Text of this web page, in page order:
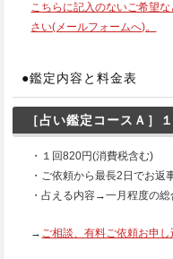
こちらに記入のないご希望
さい(メールフォームへ)。
●鑑定内容と料金表
［占い鑑定コースＡ］
・１回820円(消費税含む)
・ご依頼から最長2日でお返
・占える内容→一月程度の
→ ご相談、有料ご依頼お申し